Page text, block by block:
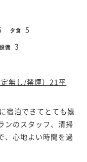
夕食 5
備 3
無し/禁煙）21平
宿泊できてとても嬉
ンのスタッフ、清掃
、心地よい時間を過